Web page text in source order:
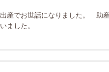
出産でお世話になりました。 助
いました。